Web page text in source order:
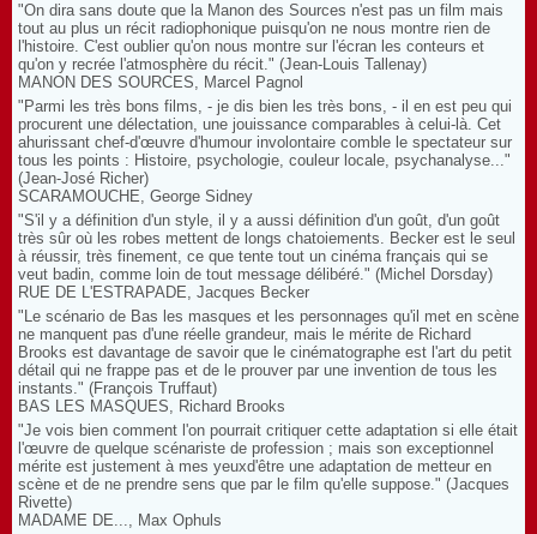
"On dira sans doute que la Manon des Sources n'est pas un film mais
tout au plus un récit radiophonique puisqu'on ne nous montre rien de
l'histoire. C'est oublier qu'on nous montre sur l'écran les conteurs et
qu'on y recrée l'atmosphère du récit." (Jean-Louis Tallenay)
MANON DES SOURCES, Marcel Pagnol
"Parmi les très bons films, - je dis bien les très bons, - il en est peu qui
procurent une délectation, une jouissance comparables à celui-là. Cet
ahurissant chef-d'œuvre d'humour involontaire comble le spectateur sur
tous les points : Histoire, psychologie, couleur locale, psychanalyse..."
(Jean-José Richer)
SCARAMOUCHE, George Sidney
"S'il y a définition d'un style, il y a aussi définition d'un goût, d'un goût
très sûr où les robes mettent de longs chatoiements. Becker est le seul
à réussir, très finement, ce que tente tout un cinéma français qui se
veut badin, comme loin de tout message délibéré." (Michel Dorsday)
RUE DE L'ESTRAPADE, Jacques Becker
"Le scénario de Bas les masques et les personnages qu'il met en scène
ne manquent pas d'une réelle grandeur, mais le mérite de Richard
Brooks est davantage de savoir que le cinématographe est l'art du petit
détail qui ne frappe pas et de le prouver par une invention de tous les
instants." (François Truffaut)
BAS LES MASQUES, Richard Brooks
"Je vois bien comment l'on pourrait critiquer cette adaptation si elle était
l'œuvre de quelque scénariste de profession ; mais son exceptionnel
mérite est justement à mes yeuxd'être une adaptation de metteur en
scène et de ne prendre sens que par le film qu'elle suppose." (Jacques
Rivette)
MADAME DE..., Max Ophuls